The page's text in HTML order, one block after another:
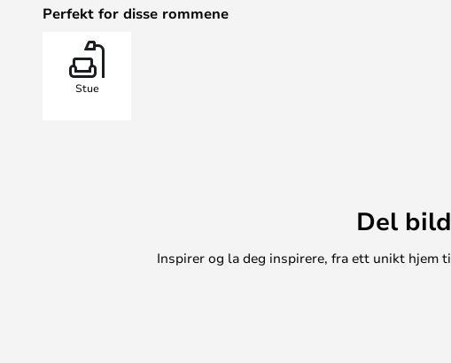
Perfekt for disse rommene
Stue
Del
Inspirer og la deg inspirere, fra ett unikt hjem